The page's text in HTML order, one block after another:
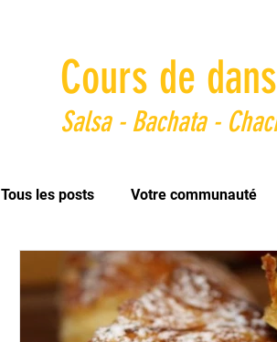
Cours de
Salsa - Bachata -
Tous les posts Votre communauté